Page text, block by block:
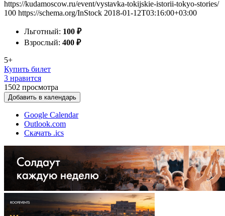
https://kudamoscow.ru/event/vystavka-tokijskie-istorii-tokyo-stories/
100 https://schema.org/InStock 2018-01-12T03:16:00+03:00
Льготный: 100 ₽
Взрослый: 400 ₽
5+
Купить билет
3 нравится
1502 просмотра
Добавить в календарь
Google Calendar
Outlook.com
Скачать .ics